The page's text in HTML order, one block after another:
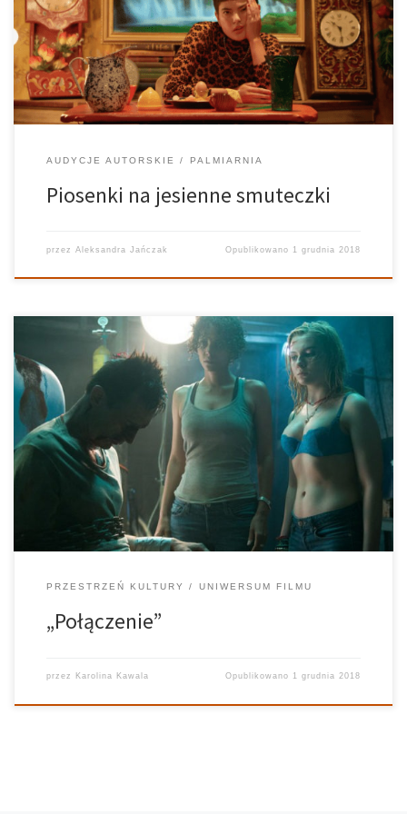
ostatnio przykuły naszą uwagę. Jak zawsze staraliśmy przenieść
się razem z naszymi słuchaczami i słuchaczkami w ciepły,
egzotyczny świat na przekór temu, co […]
AUDYCJE AUTORSKIE PALMIARNIA
Piosenki na jesienne smuteczki
przez Aleksandra Jańczak Opublikowano 1 grudnia 2018
Uniwersum Filmu – 13.11.2018 Prowadzi: Karolina Kawala
Realizuje: Ania Bielec Grafika: Kuba Siedlecki „Połączenie” to
amerykański thriller z 2013 roku Halle Berry i Abigail Breslin w roli
głównej. Jordan Tuner (Halle Berry) jest operatorką linii alarmowej
911. Kobieta jest przyzwyczajona […]
PRZESTRZEŃ KULTURY UNIWERSUM FILMU
„Połączenie”
przez Karolina Kawala Opublikowano 1 grudnia 2018